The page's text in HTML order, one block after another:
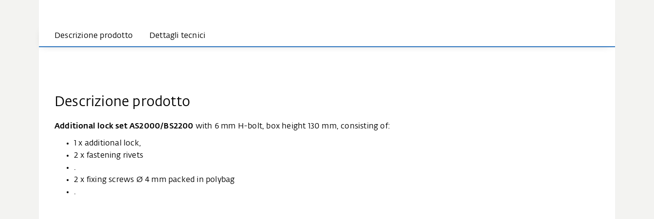
Descrizione prodotto Dettagli tecnici
Descrizione prodotto
Additional lock set AS2000/BS2200 with 6 mm H-bolt, box height 130 mm, consisting of:
1 x additional lock,
2 x fastening rivets
.
2 x fixing screws Ø 4 mm packed in polybag
.